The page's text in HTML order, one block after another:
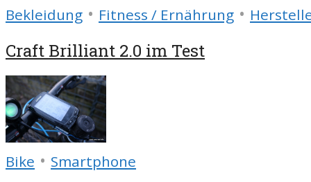
Bekleidung • Fitness / Ernährung •
Craft Brilliant 2.0 im Test
Bike • Smartphone